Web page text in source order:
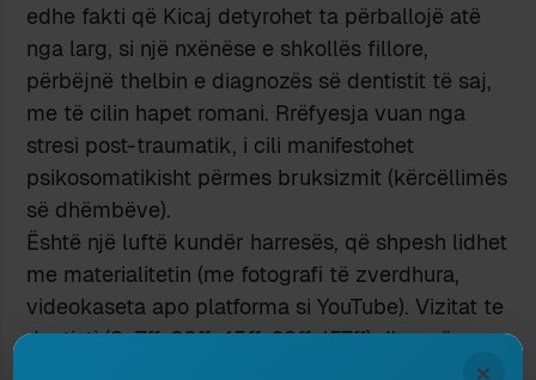
edhe fakti që Kicaj detyrohet ta përballojë atë
nga larg, si një nxënëse e shkollës fillore,
përbëjnë thelbin e diagnozës së dentistit të saj,
me të cilin hapet romani. Rrëfyesja vuan nga
stresi post-traumatik, i cili manifestohet
psikosomatikisht përmes bruksizmit (kërcëllimës
së dhëmbëve).
Është një luftë kundër harresës, që shpesh lidhet
me materialitetin (me fotografi të zverdhura,
videokaseta apo platforma si YouTube). Vizitat te
dentisti (S. 7ff, 22ff, 45ff, 68ff, 157ff) dhe më pas
te një osteopate (97ff.) e strukturojnë librin dhe×